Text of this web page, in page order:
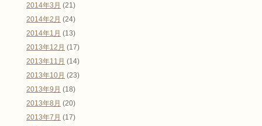
2014年3月 (21)
2014年2月 (24)
2014年1月 (13)
2013年12月 (17)
2013年11月 (14)
2013年10月 (23)
2013年9月 (18)
2013年8月 (20)
2013年7月 (17)